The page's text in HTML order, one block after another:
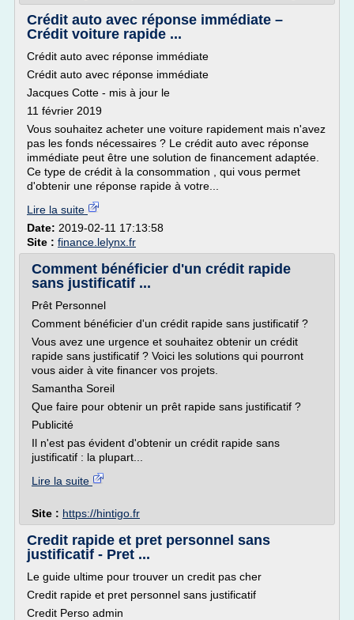
Crédit auto avec réponse immédiate –
Crédit voiture rapide ...
Crédit auto avec réponse immédiate
Crédit auto avec réponse immédiate
Jacques Cotte - mis à jour le
11 février 2019
Vous souhaitez acheter une voiture rapidement mais n'avez
pas les fonds nécessaires ? Le crédit auto avec réponse
immédiate peut être une solution de financement adaptée.
Ce type de crédit à la consommation , qui vous permet
d'obtenir une réponse rapide à votre...
Lire la suite
Date: 2019-02-11 17:13:58
Site : finance.lelynx.fr
Comment bénéficier d'un crédit rapide
sans justificatif ...
Prêt Personnel
Comment bénéficier d'un crédit rapide sans justificatif ?
Vous avez une urgence et souhaitez obtenir un crédit
rapide sans justificatif ? Voici les solutions qui pourront
vous aider à vite financer vos projets.
Samantha Soreil
Que faire pour obtenir un prêt rapide sans justificatif ?
Publicité
Il n'est pas évident d'obtenir un crédit rapide sans
justificatif : la plupart...
Lire la suite
Site : https://hintigo.fr
Credit rapide et pret personnel sans
justificatif - Pret ...
Le guide ultime pour trouver un credit pas cher
Credit rapide et pret personnel sans justificatif
Credit Perso admin